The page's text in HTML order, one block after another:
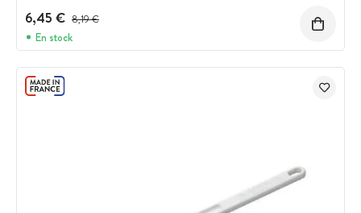
6,45 € Prix avant réduction :
8,19 €
En stock